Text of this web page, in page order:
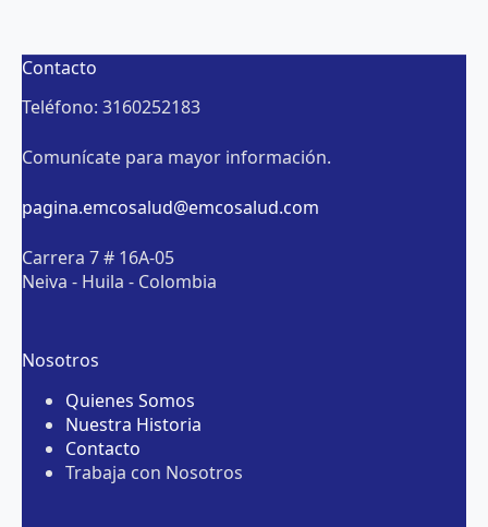
Contacto
Teléfono: 3160252183
Comunícate para mayor información.
pagina.emcosalud@emcosalud.com
Carrera 7 # 16A-05
Neiva - Huila - Colombia
Nosotros
Quienes Somos
Nuestra Historia
Contacto
Trabaja con Nosotros